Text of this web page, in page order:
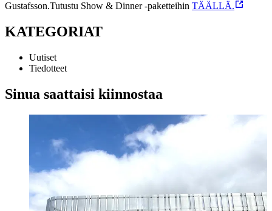
Gustafsson.Tutustu Show & Dinner -paketteihin TÄÄLLÄ.
KATEGORIAT
Uutiset
Tiedotteet
Sinua saattaisi kiinnostaa